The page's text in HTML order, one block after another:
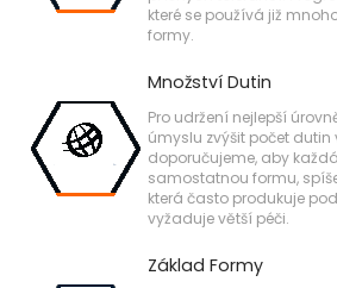
které se používá již
formy.
Množství Dutin
Pro udržení nejlepší
úmyslu zvýšit počet dutin
doporučujeme, aby
samostatnou formu,
která často produkuje
vyžaduje větší péči.
Základ Formy